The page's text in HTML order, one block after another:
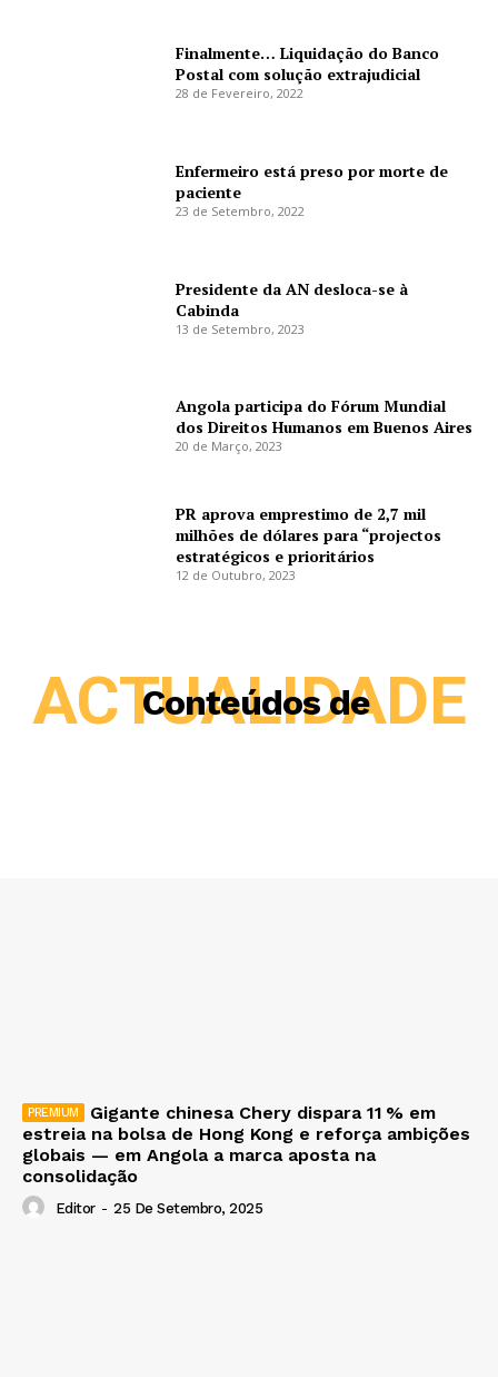
Finalmente… Liquidação do Banco
Postal com solução extrajudicial
28 de Fevereiro, 2022
Enfermeiro está preso por morte de
paciente
23 de Setembro, 2022
Presidente da AN desloca-se à
Cabinda
13 de Setembro, 2023
Angola participa do Fórum Mundial
dos Direitos Humanos em Buenos Aires
20 de Março, 2023
PR aprova emprestimo de 2,7 mil
milhões de dólares para “projectos
estratégicos e prioritários
12 de Outubro, 2023
Conteúdos de
ACTUALIDADE
Gigante chinesa Chery dispara 11 % em
estreia na bolsa de Hong Kong e reforça ambições
globais — em Angola a marca aposta na
consolidação
Editor - 25 De Setembro, 2025